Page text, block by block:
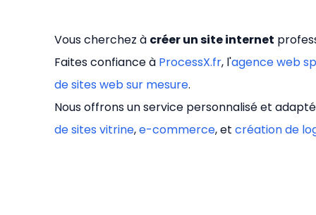
Vous cherchez à créer un site internet
Faites confiance à ProcessX.fr, l'agence web
de sites web sur mesure.
Nous offrons un service personnalisé et
de sites vitrine,e-commerce, et création de